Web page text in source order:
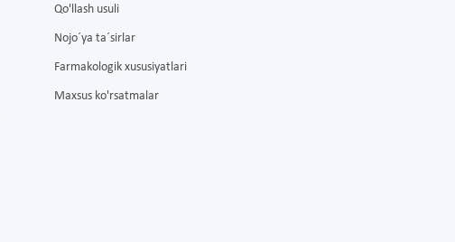
Qo'llash usuli
Nojo´ya ta´sirlar
Farmakologik xususiyatlari
Maxsus ko'rsatmalar